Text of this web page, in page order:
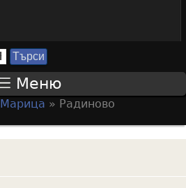
Меню
Марица » Радиново